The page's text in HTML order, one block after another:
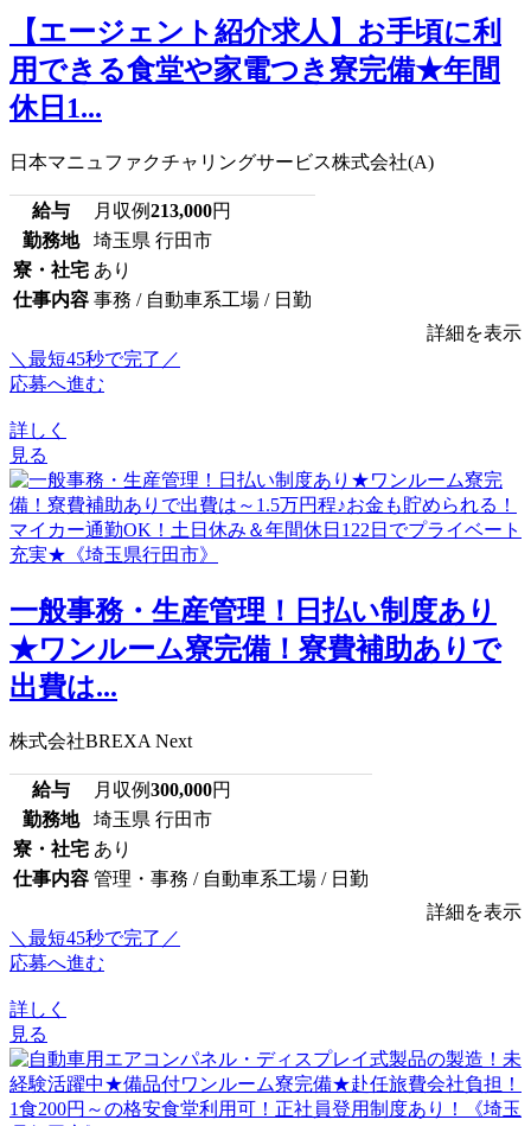
【エージェント紹介求人】お手頃に利
用できる食堂や家電つき寮完備★年間
休日1...
日本マニュファクチャリングサービス株式会社(A)
給与 月収例213,000円
勤務地
埼玉県 行田市
寮・社宅 あり
仕事内容 事務 / 自動車系工場 / 日勤
詳細を表示
＼最短45秒で完了／
応募へ進む
詳しく
見る
一般事務・生産管理！日払い制度あり
★ワンルーム寮完備！寮費補助ありで
出費は...
株式会社BREXA Next
給与 月収例300,000円
勤務地
埼玉県 行田市
寮・社宅 あり
仕事内容 管理・事務 / 自動車系工場 / 日勤
詳細を表示
＼最短45秒で完了／
応募へ進む
詳しく
見る